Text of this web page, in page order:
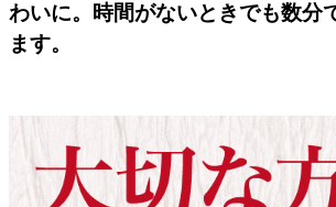
わいに。時間がないときでも数分
ます。